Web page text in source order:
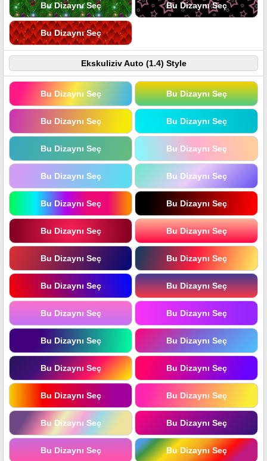
Bu Dizaynı Seç Bu Dizaynı Seç
Bu Dizaynı Seç
Ekskuliziv Auto (1.4) Style
Bu Dizaynı Seç Bu Dizaynı Seç
Bu Dizaynı Seç Bu Dizaynı Seç
Bu Dizaynı Seç Bu Dizaynı Seç
Bu Dizaynı Seç Bu Dizaynı Seç
Bu Dizaynı Seç Bu Dizaynı Seç
Bu Dizaynı Seç Bu Dizaynı Seç
Bu Dizaynı Seç Bu Dizaynı Seç
Bu Dizaynı Seç Bu Dizaynı Seç
Bu Dizaynı Seç Bu Dizaynı Seç
Bu Dizaynı Seç Bu Dizaynı Seç
Bu Dizaynı Seç Bu Dizaynı Seç
Bu Dizaynı Seç Bu Dizaynı Seç
Bu Dizaynı Seç Bu Dizaynı Seç
Bu Dizaynı Seç Bu Dizaynı Seç